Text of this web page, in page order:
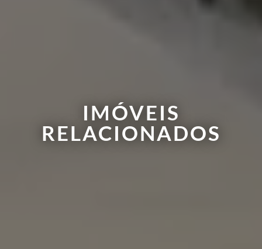
IMÓVEIS
RELACIONADOS